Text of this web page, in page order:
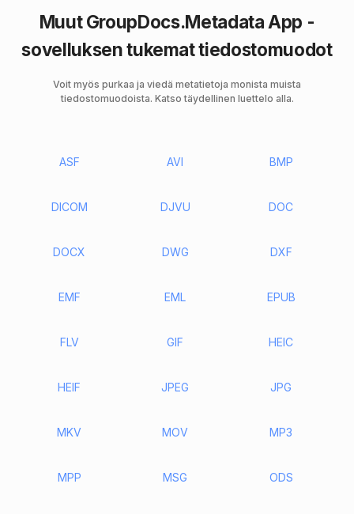
Muut GroupDocs.Metadata App -
sovelluksen tukemat tiedostomuodot
Voit myös purkaa ja viedä metatietoja monista muista
tiedostomuodoista. Katso täydellinen luettelo alla.
ASF AVI BMP
DICOM DJVU DOC
DOCX DWG DXF
EMF EML EPUB
FLV GIF HEIC
HEIF JPEG JPG
MKV MOV MP3
MPP MSG ODS